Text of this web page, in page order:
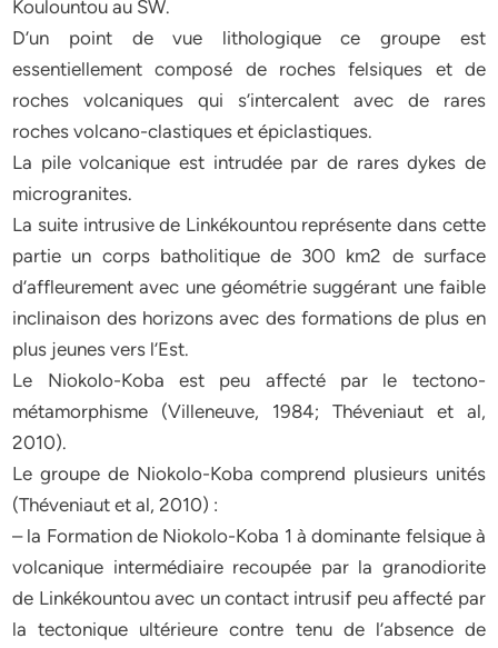
Koulountou au SW.
D’un point de vue lithologique ce groupe est
essentiellement composé de roches felsiques et de
roches volcaniques qui s’intercalent avec de rares
roches volcano-clastiques et épiclastiques.
La pile volcanique est intrudée par de rares dykes de
microgranites.
La suite intrusive de Linkékountou représente dans cette
partie un corps batholitique de 300 km2 de surface
d’affleurement avec une géométrie suggérant une faible
inclinaison des horizons avec des formations de plus en
plus jeunes vers l’Est.
Le Niokolo-Koba est peu affecté par le tectono-
métamorphisme (Villeneuve, 1984; Théveniaut et al,
2010).
Le groupe de Niokolo-Koba comprend plusieurs unités
(Théveniaut et al, 2010) :
– la Formation de Niokolo-Koba 1 à dominante felsique à
volcanique intermédiaire recoupée par la granodiorite
de Linkékountou avec un contact intrusif peu affecté par
la tectonique ultérieure contre tenu de l’absence de